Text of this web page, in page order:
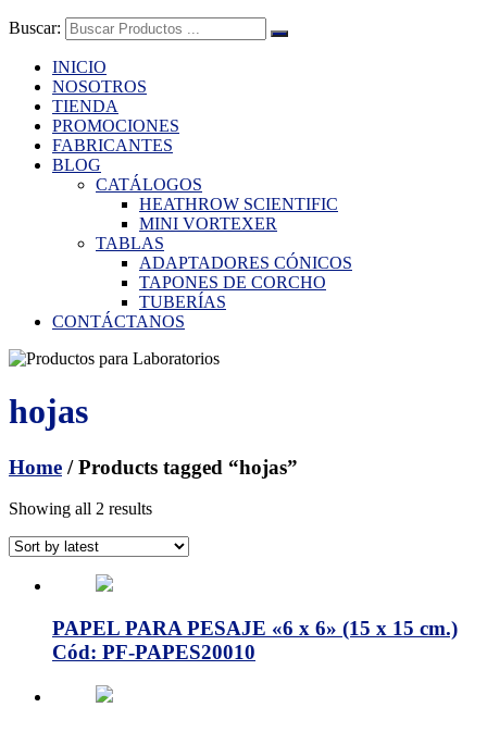
Buscar:
INICIO
NOSOTROS
TIENDA
PROMOCIONES
FABRICANTES
BLOG
CATÁLOGOS
HEATHROW SCIENTIFIC
MINI VORTEXER
TABLAS
ADAPTADORES CÓNICOS
TAPONES DE CORCHO
TUBERÍAS
CONTÁCTANOS
hojas
Home / Products tagged “hojas”
Showing all 2 results
PAPEL PARA PESAJE «6 x 6» (15 x 15 cm.)
Cód: PF-PAPES20010